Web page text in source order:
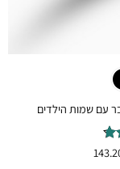
עם שמות הילדים
המחיר